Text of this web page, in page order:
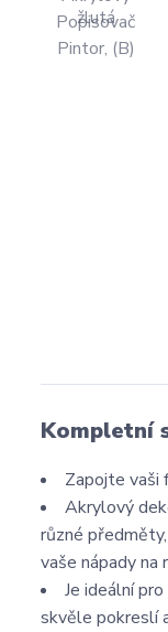
Kompletní
Zapojte vaši
Akrylový
různé
vaše nápady na
Je ideální
skvěle pokreslí